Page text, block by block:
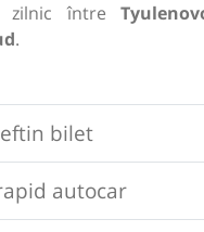
zilnic între
.
bilet
autocar